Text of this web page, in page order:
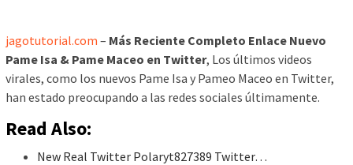
jagotutorial.com – Más Reciente Completo Enlace Nuevo
Pame Isa & Pame Maceo en Twitter, Los últimos videos
virales, como los nuevos Pame Isa y Pameo Maceo en Twitter,
han estado preocupando a las redes sociales últimamente.
Read Also:
New Real Twitter Polaryt827389 Twitter…